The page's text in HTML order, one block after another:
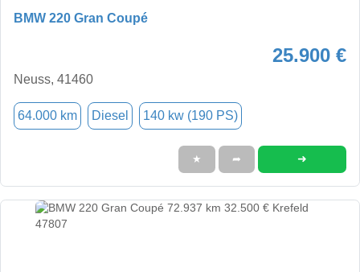
BMW 220 Gran Coupé
25.900 €
Neuss, 41460
64.000 km Diesel 140 kw (190 PS)
★ ➦ ➜